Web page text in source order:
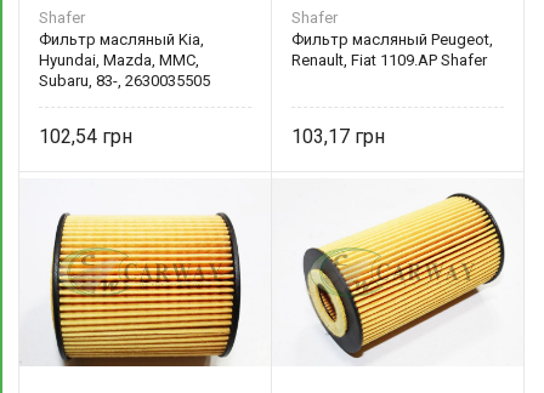
Shafer
Фильтр масляный Kia,
Hyundai, Mazda, MMC,
Subaru, 83-, 2630035505
102,54
Shafer
Фильтр масляный Peugeot,
Renault, Fiat 1109.AP Shafer
103,17